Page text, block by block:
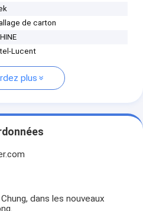
de carton
Lucent
plus
dans les nouveaux